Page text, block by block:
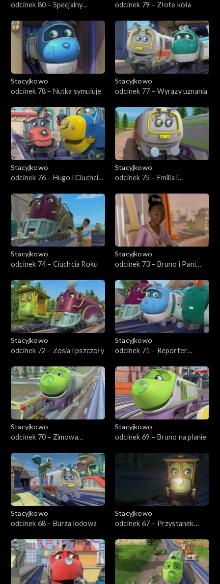
odcinek 80 – Specjalny
odcinek 79 – Złote koła
Stacyjkowo
odcinek 78 – Nutka symuluje
Stacyjkowo
odcinek 77 – Wyrazy uznania
Stacyjkowo
odcinek 76 – Hugo i Ciuchcia
Stacyjkowo
odcinek 75 – Emilia i
Stacyjkowo
odcinek 74 – Ciuchcia Roku
Stacyjkowo
odcinek 73 – Bruno i Pani
Stacyjkowo
odcinek 72 – Zosia i pszczoły
Stacyjkowo
odcinek 71 – Reporter
Stacyjkowo
odcinek 70 – Zimowa
Stacyjkowo
odcinek 69 – Bruno na planie
Stacyjkowo
odcinek 68 – Burza lodowa
Stacyjkowo
odcinek 67 – Przystanek